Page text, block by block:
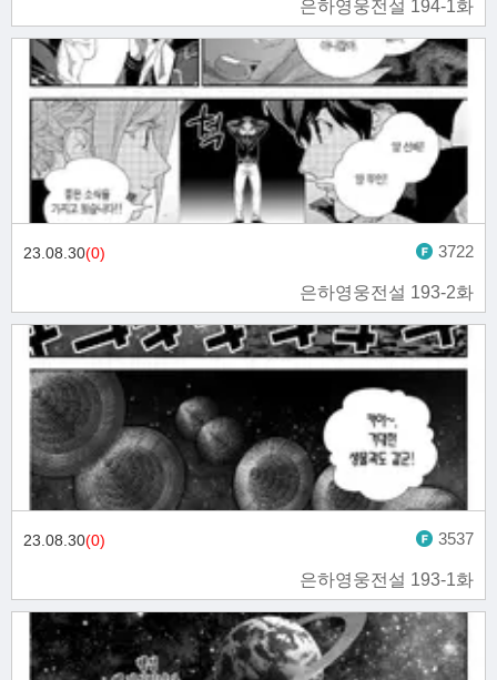
은하영웅전설 194-1화
은하영웅전설 193-2화
23.08.30(0) 3722
은하영웅전설 193-1화
23.08.30(0) 3537